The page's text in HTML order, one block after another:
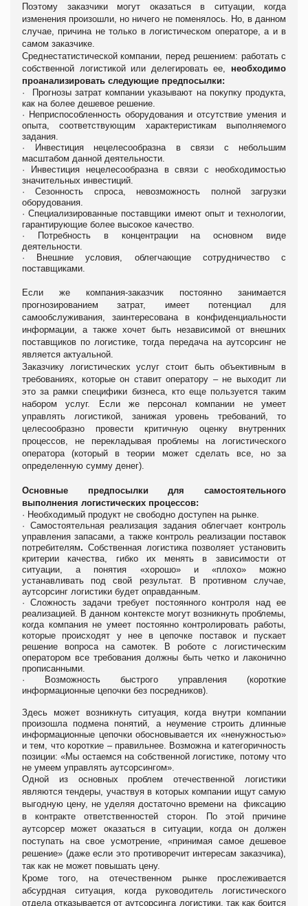
Поэтому заказчики могут оказаться в ситуации, когда
изменения произошли, но ничего не поменялось. Но, в данном
случае, причина не только в логистическом операторе, а и в
самом заказчике.
Среднестатистической компании, перед решением: работать с
собственной логистикой или делегировать ее, необходимо
проанализировать следующие предпосылки:
·
Прогнозы затрат компании указывают на покупку продукта,
как на более дешевое решение.
· Неприспособленность оборудования и отсутствие умения и
опыта, соответствующим характеристикам выполняемого
задания.
·
Инвестиция нецелесообразна в связи с небольшим
масштабом данной деятельности.
·
Инвестиция нецелесообразна в связи с необходимостью
значительных инвестиций.
·Сезонность спроса, невозможность полной загрузки
оборудования.
·Специализированные поставщики имеют опыт и технологии,
гарантирующие более высокое качество.
·
Потребность в концентрации на основном виде
деятельности.
·
Внешние условия, облегчающие сотрудничество с
поставщиками.
Если же компания-заказчик постоянно занимается
прогнозированием затрат, имеет потенциал для
самообслуживания, заинтересована в конфиденциальности
информации, а также хочет быть независимой от внешних
поставщиков по логистике, тогда передача на аутсорсинг не
является актуальной.
Заказчику логистических услуг стоит быть объективным в
требованиях, которые он ставит оператору – не выходит ли
это за рамки специфики бизнеса, кто еще пользуется таким
набором услуг. Если же персонал компании не умеет
управлять логистикой, занижая уровень требований, то
целесообразно провести критичную оценку внутренних
процессов, не перекладывая проблемы на логистического
оператора (который в теории может сделать все, но за
определенную сумму денег).
Основные предпосылки для самостоятельного
выполнения логистических процессов:
· Необходимый продукт не свободно доступен на рынке.
· Самостоятельная реализация задания облегчает контроль
управления запасами, а также контроль реализации поставок
потребителям. Собственная логистика позволяет установить
критерии качества, гибко их менять в зависимости от
ситуации, а понятия «хорошо» и «плохо» можно
устанавливать под свой результат. В противном случае,
аутсорсинг логистики будет оправданным.
·Сложность задачи требует постоянного контроля над ее
реализацией. В данном контексте могут возникнуть проблемы,
когда компания не умеет постоянно контролировать работы,
которые происходят у нее в цепочке поставок и пускает
решение вопроса на самотек. В роботе с логистическим
оператором все требования должны быть четко и лаконично
прописанными.
·
Возможность быстрого управления (короткие
информационные цепочки без посредников).
Здесь может возникнуть ситуация, когда внутри компании
произошла подмена понятий, а неумение строить длинные
информационные цепочки обосновывается их «ненужностью»
и тем, что короткие – правильнее.
Возможна и категоричность
позиции: «Мы остаемся на собственной логистике, потому что
не умеем управлять аутсорсингом».
Одной из основных проблем отечественной логистики
являются тендеры, участвуя в которых компании ищут самую
выгодную цену, не уделяя достаточно времени на фиксацию
в контракте ответственностей сторон. По этой причине
аутсорсер может оказаться в ситуации, когда он должен
поступать на свое усмотрение, «принимая самое дешевое
решение» (даже если это противоречит интересам заказчика),
так как не может повышать цену.
Кроме того, на отечественном рынке прослеживается
абсурдная ситуация, когда
руководитель логистического
отдела отказывается от аутсорсинга логистики, так как боится